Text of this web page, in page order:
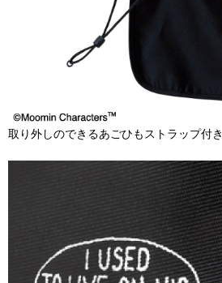
取り外しのできるあごひもストラップ付き